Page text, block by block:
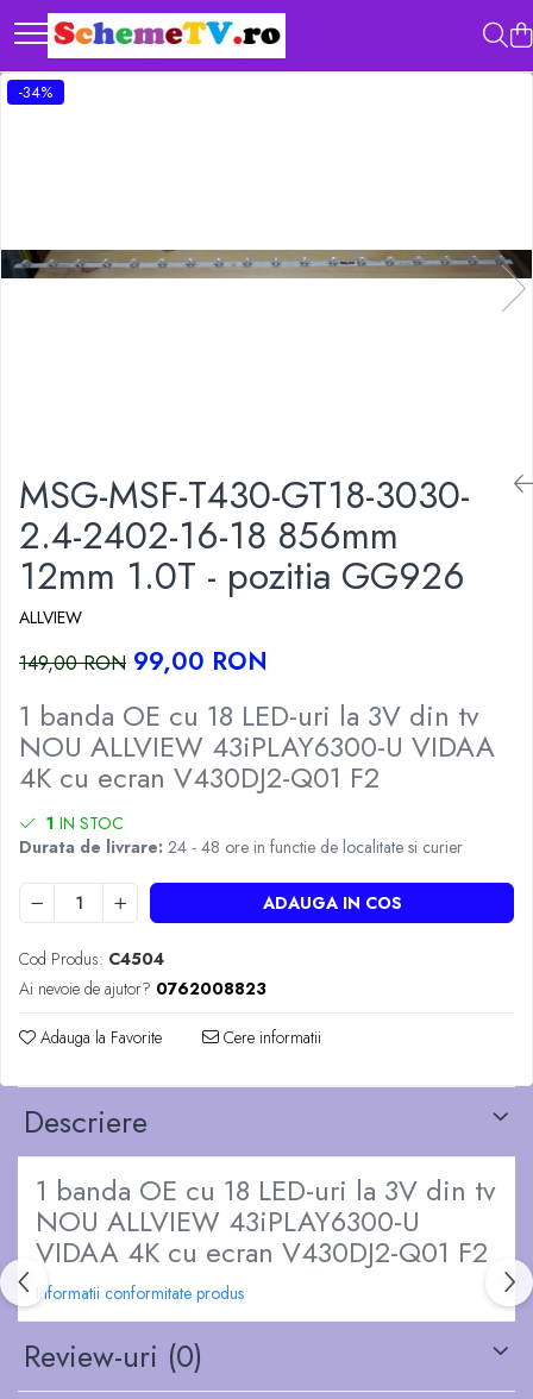
MSG-MSF-T430-GT18-3030-
2.4-2402-16-18 856mm
12mm 1.0T - pozitia GG926
ALLVIEW
-34%
149,00 RON 99,00 RON
1 banda OE cu 18 LED-uri la 3V din tv
NOU ALLVIEW 43iPLAY6300-U VIDAA
4K cu ecran V430DJ2-Q01 F2
1 IN STOC
Durata de livrare: 24 - 48 ore in functie de localitate si curier
ADAUGA IN COS
Cod Produs: C4504
Ai nevoie de ajutor? 0762008823
Adauga la Favorite Cere informatii
Descriere
1 banda OE cu 18 LED-uri la 3V din tv
NOU ALLVIEW 43iPLAY6300-U
VIDAA 4K cu ecran V430DJ2-Q01 F2
Informatii conformitate produs
Review-uri (0)